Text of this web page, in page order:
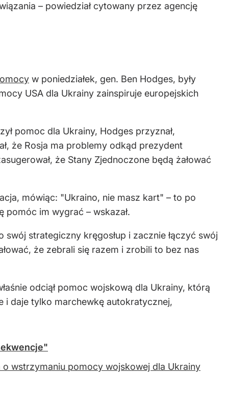
– powiedział cytowany przez agencję
w poniedziałek, gen. Ben Hodges, były
USA dla Ukrainy zainspiruje europejskich
pomoc dla Ukrainy, Hodges przyznał,
że Rosja ma problemy odkąd prezydent
że Stany Zjednoczone będą żałować
mówiąc: "Ukraino, nie masz kart" – to po
pomóc im wygrać – wskazał.
strategiczny kręgosłup i zacznie łączyć swój
że zebrali się razem i zrobili to bez nas
odciął pomoc wojskową dla Ukrainy, którą
i daje tylko marchewkę autokratycznej,
wstrzymaniu pomocy wojskowej dla Ukrainy